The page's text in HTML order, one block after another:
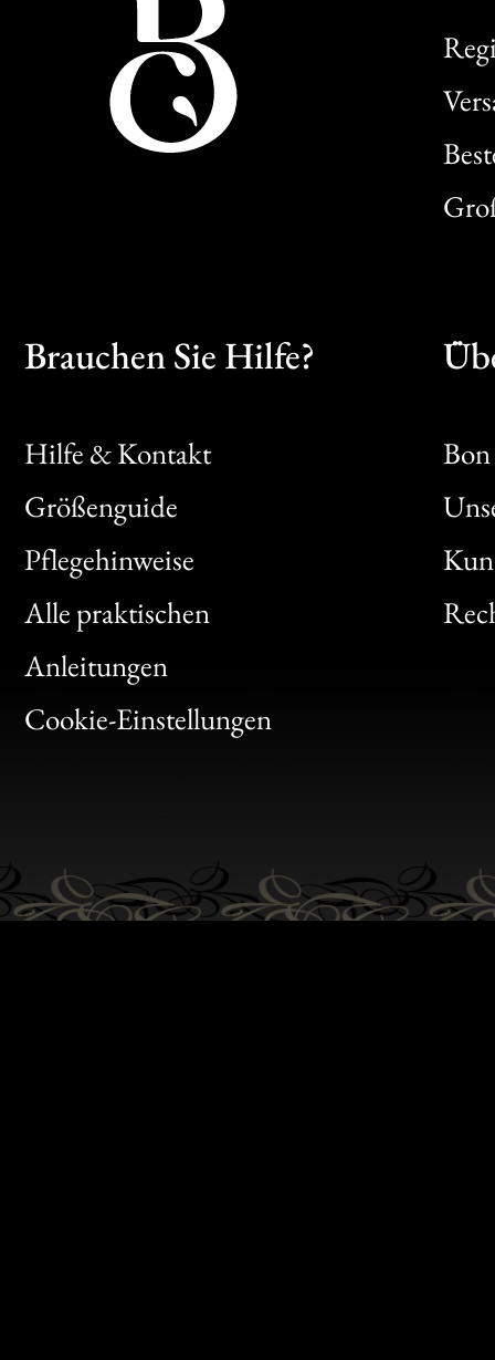
Brauchen Sie Hilfe?
Hilfe & Kontakt
Größenguide
Pflegehinweise
Alle praktischen
Anleitungen
Cookie-Einstellungen
Bon
Clic